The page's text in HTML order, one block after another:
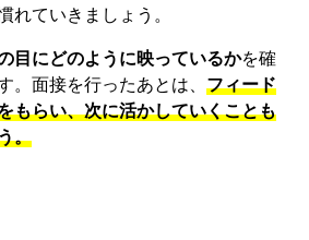
れていきましょう。
目にどのように映っているかを確
。面接を行ったあとは、 フィード
もらい、次に活かしていくことも
。